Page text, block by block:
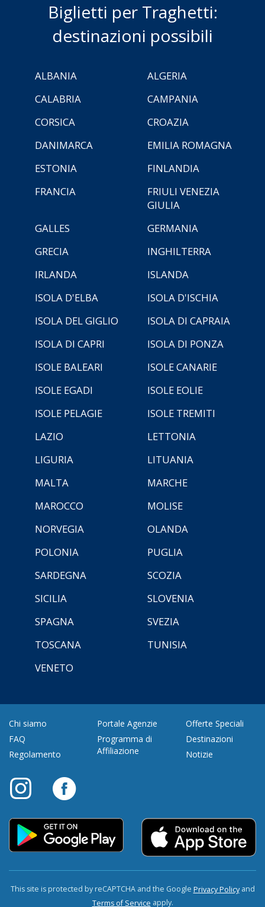
Biglietti per Traghetti:
destinazioni possibili
ALBANIA
ALGERIA
CALABRIA
CAMPANIA
CORSICA
CROAZIA
DANIMARCA
EMILIA ROMAGNA
ESTONIA
FINLANDIA
FRANCIA
FRIULI VENEZIA
GIULIA
GALLES
GERMANIA
GRECIA
INGHILTERRA
IRLANDA
ISLANDA
ISOLA D'ELBA
ISOLA D'ISCHIA
ISOLA DEL GIGLIO
ISOLA DI CAPRAIA
ISOLA DI CAPRI
ISOLA DI PONZA
ISOLE BALEARI
ISOLE CANARIE
ISOLE EGADI
ISOLE EOLIE
ISOLE PELAGIE
ISOLE TREMITI
LAZIO
LETTONIA
LIGURIA
LITUANIA
MALTA
MARCHE
MAROCCO
MOLISE
NORVEGIA
OLANDA
POLONIA
PUGLIA
SARDEGNA
SCOZIA
SICILIA
SLOVENIA
SPAGNA
SVEZIA
TOSCANA
TUNISIA
VENETO
Chi siamo
FAQ
Regolamento
Portale Agenzie
Programma di
Affiliazione
Offerte Speciali
Destinazioni
Notizie
This site is protected by reCAPTCHA and the Google Privacy Policyand
Terms of Service apply.